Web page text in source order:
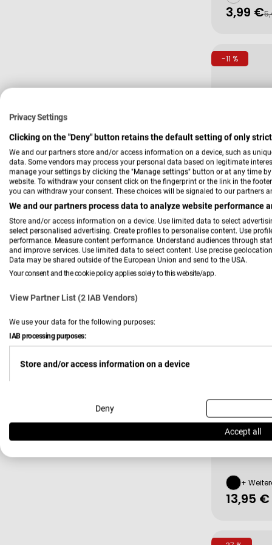
Privacy Settings
Clicking on the "Deny" button retains the default setting of only
We and our partners store and/or access information on a device, such as
data. Some vendors may process your personal data based on legitimate
manage your settings by clicking the "Manage settings" button or at any time
website. To withdraw your consent click on the fingerprint or the link in the
you can withdraw your consent. These choices will be signaled to our partners
We and our partners process data to analyze website performance
Store and/or access information on a device. Use limited data to select
select personalised advertising. Create profiles to personalise content. Use
performance. Measure content performance. Understand audiences through
and improve services. Use limited data to select content. Use precise
Data may be shared outside of the European Union and send to the USA.
Your consent and the cookie policy applies solely to this website/app.
View Partner List (2 IAB Vendors)
We use your data for the following purposes:
IAB processing purposes:
Store and/or access information on a device
Use limited data to select advertising
Deny
Accept all
3,99 €
-11 %
Toiletbag
Verkäufer:
Reisenthel
29,99 €
Verkäufer:
GEFU
+
13,95 €